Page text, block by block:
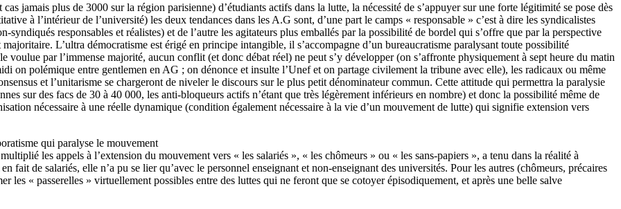
jamais plus de 3000 sur la région parisienne) d’étudiants actifs dans la lutte, la nécessité de s’appuyer sur une forte légitimité se pose dès
à l’intérieur de l’université) les deux tendances dans les A.G sont, d’une part le camps « responsable » c’est à dire les syndicalistes
syndiqués responsables et réalistes) et de l’autre les agitateurs plus emballés par la possibilité de bordel qui s’offre que par la perspective
L’ultra démocratisme est érigé en principe intangible, il s’accompagne d’un bureaucratisme paralysant toute possibilité
voulue par l’immense majorité, aucun conflit (et donc débat réel) ne peut s’y développer (on s’affronte physiquement à sept heure du matin
on polémique entre gentlemen en AG ; on dénonce et insulte l’Unef et on partage civilement la tribune avec elle), les radicaux ou même
et l’unitarisme se chargeront de niveler le discours sur le plus petit dénominateur commun. Cette attitude qui permettra la paralysie
sur des facs de 30 à 40 000, les anti-bloqueurs actifs n’étant que très légèrement inférieurs en nombre) et donc la possibilité même de
nécessaire à une réelle dynamique (condition également nécessaire à la vie d’un mouvement de lutte) qui signifie extension vers
qui paralyse le mouvement
les appels à l’extension du mouvement vers « les salariés », « les chômeurs » ou « les sans-papiers », a tenu dans la réalité à
fait de salariés, elle n’a pu se lier qu’avec le personnel enseignant et non-enseignant des universités. Pour les autres (chômeurs, précaires
les « passerelles » virtuellement possibles entre des luttes qui ne feront que se cotoyer épisodiquement, et après une belle salve